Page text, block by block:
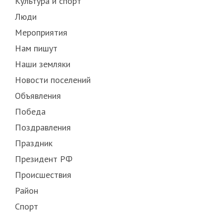
Люди
Мероприятия
Нам пишут
Наши земляки
Новости поселений
Объявления
Победа
Поздравления
Праздник
Президент РФ
Происшествия
Район
Спорт